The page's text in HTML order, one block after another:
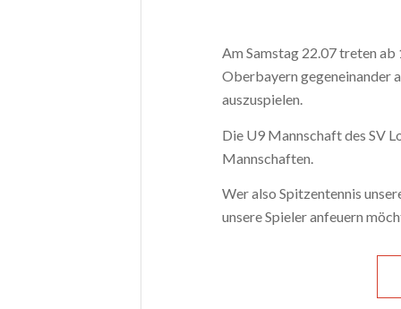
Am Samstag 22.07 treten
Oberbayern gegeneinander
auszuspielen.
Die U9 Mannschaft des SV
Mannschaften.
Wer also Spitzentennis
unsere Spieler anfeuern